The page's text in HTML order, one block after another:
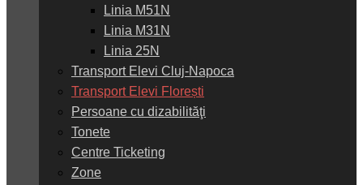
Linia M51N
Linia M31N
Linia 25N
Transport Elevi Cluj-Napoca
Transport Elevi Florești
Persoane cu dizabilităţi
Tonete
Centre Ticketing
Zone